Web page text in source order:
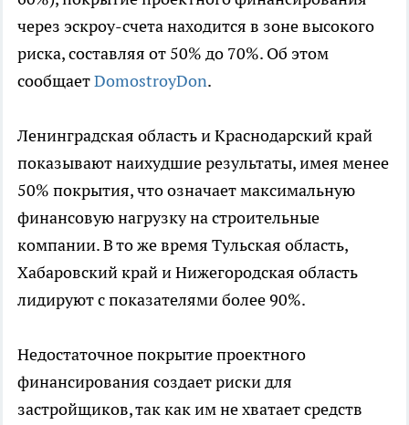
через эскроу-счета находится в зоне высокого
риска, составляя от 50% до 70%. Об этом
сообщаетDomostroyDon.
Ленинградская область и Краснодарский край
показывают наихудшие результаты, имея менее
50% покрытия, что означает максимальную
финансовую нагрузку на строительные
компании. В то же время Тульская область,
Хабаровский край и Нижегородская область
лидируют с показателями более 90%.
Недостаточное покрытие проектного
финансирования создает риски для
застройщиков, так как им не хватает средств